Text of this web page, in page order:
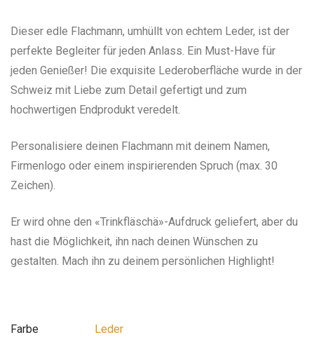
Dieser edle Flachmann, umhüllt von echtem Leder, ist der
perfekte Begleiter für jeden Anlass. Ein Must-Have für
jeden Genießer! Die exquisite Lederoberfläche wurde in der
Schweiz mit Liebe zum Detail gefertigt und zum
hochwertigen Endprodukt veredelt.
Personalisiere deinen Flachmann mit deinem Namen,
Firmenlogo oder einem inspirierenden Spruch (max. 30
Zeichen).
Er wird ohne den «Trinkfläschä»-Aufdruck geliefert, aber du
hast die Möglichkeit, ihn nach deinen Wünschen zu
gestalten. Mach ihn zu deinem persönlichen Highlight!
Farbe Leder